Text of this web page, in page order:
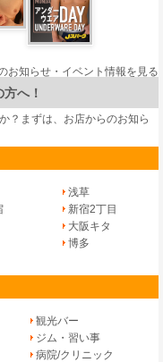
お知らせ・イベント情報を見る
へ！
？まずは、 お店からのお知ら
浅草
新宿2丁目
大阪キタ
博多
観光バー
ジム・習い事
病院/クリニック